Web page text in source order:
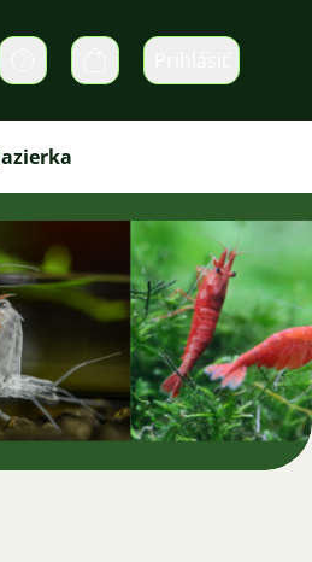
správy Košík